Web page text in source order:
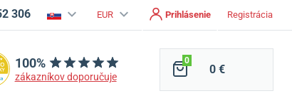
306 EUR Prihlásenie Registrácia
100%
zákazníkov doporučuje
0
0 €